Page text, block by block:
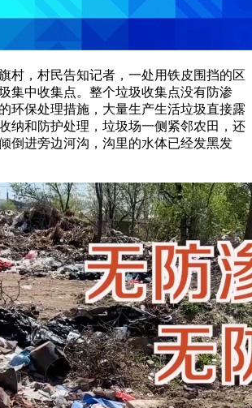
村，村民告知记者，一处用铁皮围挡的区
集中收集点。整个垃圾收集点没有防渗
环保处理措施，大量生产生活垃圾直接露
纳和防护处理，垃圾场一侧紧邻农田，还
倒进旁边河沟，沟里的水体已经发黑发